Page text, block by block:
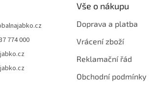
774 000
Vše o nákupu
Doprava a platba
Vrácení zboží
Reklamační řád
Obchodní podmínky